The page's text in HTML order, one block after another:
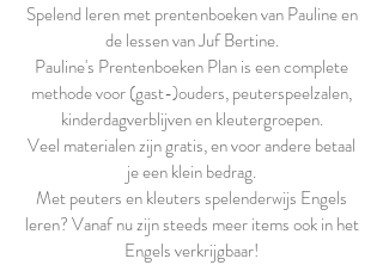
Spelend leren met prentenboeken van Pauline en
de lessen van Juf Bertine.
Pauline's Prentenboeken Plan is een complete
methode voor (gast-)ouders, peuterspeelzalen,
kinderdagverblijven en kleutergroepen.
Veel materialen zijn gratis, en voor andere betaal
je een klein bedrag.
Met peuters en kleuters spelenderwijs Engels
leren? Vanaf nu zijn steeds meer items ook in het
Engels verkrijgbaar!